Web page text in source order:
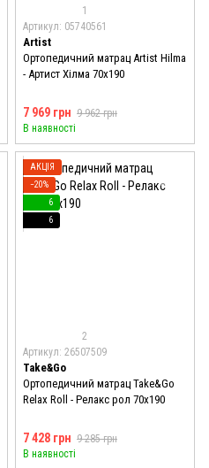
1
Артикул: 05740561
Artist
Ортопедичний матрац Artist Hilma
- Артист Хілма 70x190
7 969 грн 9 962 грн
В наявності
АКЦІЯ
−20%
6
6
2
Артикул: 26507509
Take&Go
Ортопедичний матрац Take&Go
Relax Roll - Релакс рол 70x190
7 428 грн 9 285 грн
В наявності